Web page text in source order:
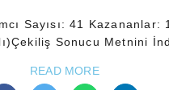
Sayısı: 41
Sonucu Metnini
READ MORE